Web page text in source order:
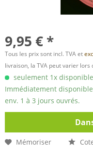
9,95 € *
Tous les prix sont incl. TVA et
livraison, la TVA peut varier lors
seulement 1x
Immédiatement
env. 1 à 3 jours ouvrés.
Mémoriser